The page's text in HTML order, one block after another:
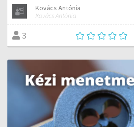
Kovács Antónia
Kovács Antónia
3